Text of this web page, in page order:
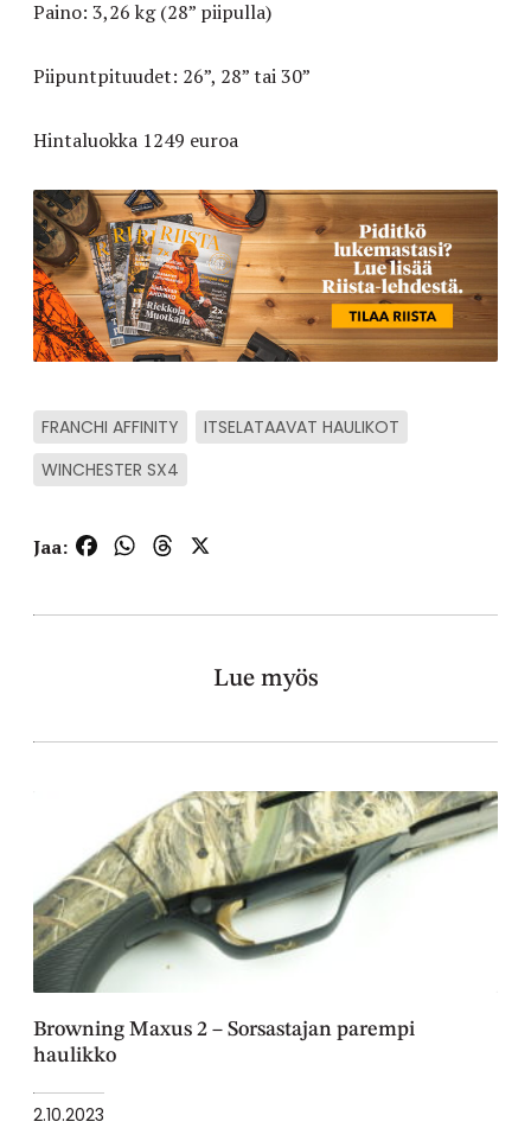
Paino: 3,26 kg (28” piipulla)
Piipuntpituudet: 26”, 28” tai 30”
Hintaluokka 1249 euroa
FRANCHI AFFINITY
ITSELATAAVAT HAULIKOT
WINCHESTER SX4
Jaa: FacebookWhatsApp
Threads
Lue myös
Browning Maxus 2 – Sorsastajan parempi
haulikko
2.10.2023